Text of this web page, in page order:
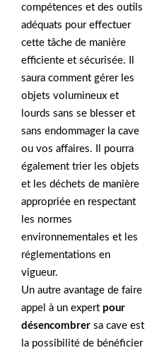
compétences et des outils
adéquats pour effectuer
cette tâche de manière
efficiente et sécurisée. Il
saura comment gérer les
objets volumineux et
lourds sans se blesser et
sans endommager la cave
ou vos affaires. Il pourra
également trier les objets
et les déchets de manière
appropriée en respectant
les normes
environnementales et les
réglementations en
vigueur.
Un autre avantage de faire
appel à un expert pour
désencombrer sa cave est
la possibilité de bénéficier